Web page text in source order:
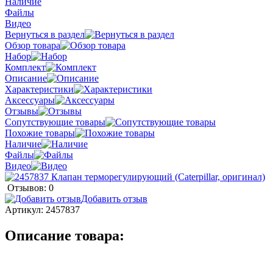
Файлы
Видео
Вернуться в раздел
Обзор товара
Набор
Комплект
Описание
Характеристики
Аксессуары
Отзывы
Сопутствующие товары
Похожие товары
Наличие
Файлы
Видео
Отзывов: 0
Добавить отзыв
Артикул: 2457837
Описание товара: